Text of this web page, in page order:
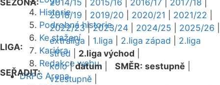
Historie
Podrobná historie
Ke stažení
Kariéra
Redakce webu
DRFG Arena
SEZONA:
2014/15
2015/16 2016/17 2017/18
2018/19
2019/20 2020/21 2021/22
2022/23|2023/24 2024/25 2025/26
LIGA:
extraliga 1.liga 2.liga západ
2.liga
střed
2.liga východ
SEŘADIT:
kolo|datum SMĚR: sestupně
vzestupně